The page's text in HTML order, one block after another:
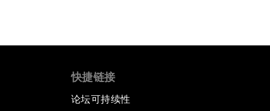
快捷链接
论坛可持续性